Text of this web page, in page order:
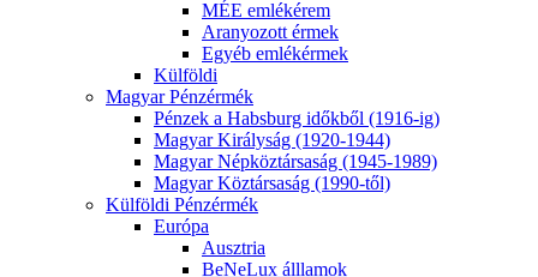
MÉE emlékérem
Aranyozott érmek
Egyéb emlékérmek
Külföldi
Magyar Pénzérmék
Pénzek a Habsburg időkből (1916-ig)
Magyar Királyság (1920-1944)
Magyar Népköztársaság (1945-1989)
Magyar Köztársaság (1990-től)
Külföldi Pénzérmék
Európa
Ausztria
BeNeLux álllamok